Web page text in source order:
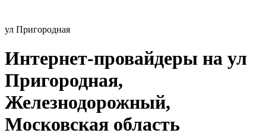
ул Пригородная
Интернет-провайдеры на ул
Пригородная,
Железнодорожный,
Московская область